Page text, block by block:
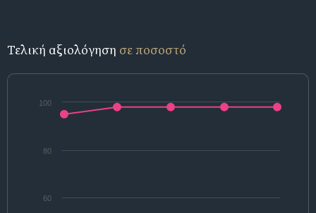
Τελική αξιολόγηση σε ποσοστό
60
80
100